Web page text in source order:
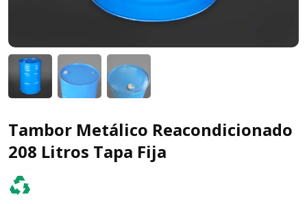
Tambor Metálico Reacondicionado
208 Litros Tapa Fija